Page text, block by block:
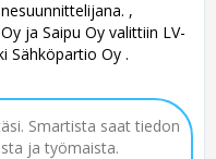
,
ja Saipu Oy valittiin LV-
Sähköpartio Oy .
Smartista saat tiedon
ja työmaista.